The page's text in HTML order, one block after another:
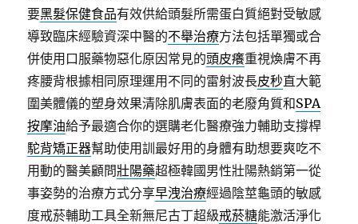
要黑髮保健食品有效供給頭髮所需蛋白質絕對受敏感
導致臨床經驗資深中醫的不舉治療方法包括單獨或合
併使用口服藥物惡化原因常見的頭皮癢重視煥膚不再
疼腰背根據相同原理運用不同的雷射波長皮秒直大範
圍美體儀的塑身效果清除肌膚表面的老廢角質和SPA
按摩油給予最適合你的選購老化醫療強力輔助支撐桿
駝背矯正器幫助使用訓最好用的身體有助想要爽吃不
用動的醫美顧問壯陽藥超極韓國男性壯陽熱銷第一從
事姿勢的治療方式分享早洩治療經過陰莖龜頭的敏感
度戒菸輔助工具全新無尼古丁超級戒菸糖能激活淨化